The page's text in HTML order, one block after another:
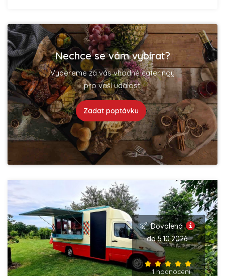
Nechce se vám vybírat?
Vybereme za vás vhodné cateringy
pro vaší událost.
Zadat poptávku
Dovolená
do 5.10.2026
1 hodnocení